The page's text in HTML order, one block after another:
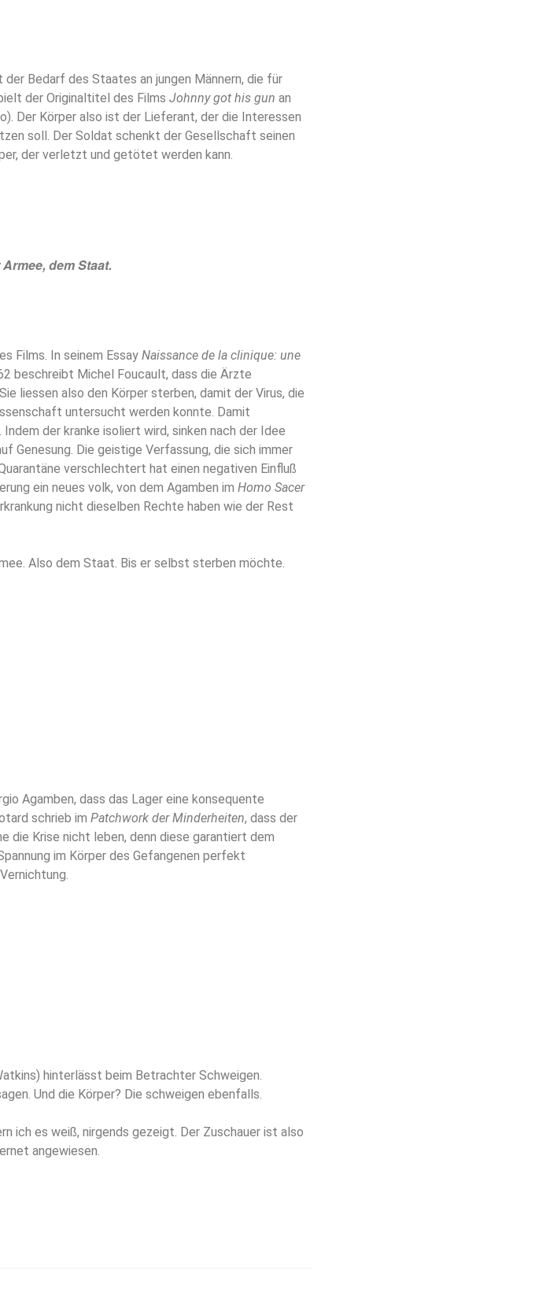
Bedarf des Staates an jungen Männern, die für
der Originaltitel des Films Johnny got his gun an
Der Körper also ist der Lieferant, der die Interessen
soll. Der Soldat schenkt der Gesellschaft seinen
der verletzt und getötet werden kann.
dem Staat.
Films. In seinem Essay Naissance de la clinique: une
beschreibt Michel Foucault, dass die Ärzte
liessen also den Körper sterben, damit der Virus, die
untersucht werden konnte. Damit
der kranke isoliert wird, sinken nach der Idee
Genesung. Die geistige Verfassung, die sich immer
verschlechtert hat einen negativen Einfluß
ein neues volk, von dem Agamben im Homo Sacer
nicht dieselben Rechte haben wie der Rest
Also dem Staat. Bis er selbst sterben möchte.
Agamben, dass das Lager eine konsequente
schrieb im Patchwork der Minderheiten, dass der
die Krise nicht leben, denn diese garantiert dem
im Körper des Gefangenen perfekt
hinterlässt beim Betrachter Schweigen.
Und die Körper? Die schweigen ebenfalls.
ich es weiß, nirgends gezeigt. Der Zuschauer ist also
angewiesen.